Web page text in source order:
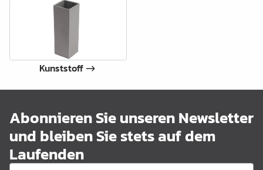
Kunststoff
Abonnieren Sie unseren Newsletter
und bleiben Sie stets auf dem
Laufenden